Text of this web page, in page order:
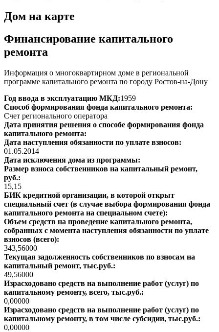
Дом на карте
Финансирование капитального
ремонта
Информация о многоквартирном доме в региональной
программе капитального ремонта по городу Ростов-на-Дону
Год ввода в эксплуатацию МКД:1959
Способ формирования фонда капитального ремонта:
Счет регионального оператора
Дата принятия решения о способе формирования фонда
капитального ремонта:
Дата наступления обязанности по уплате взносов:
01.05.2014
Дата исключения дома из программы:
Размер взноса собственников на капитальный ремонт,
руб.:
15,15
БИК кредитной организации, в которой открыт
специальный счет (в случае выбора формирования фонда
капитального ремонта на специальном счете):
Объем средств на проведение капитального ремонта,
собранных с момента наступления обязанности по уплате
взносов (всего):
343,56000
Текущая задолженность собственников по взносам на
капитальный ремонт, тыс.руб.:
49,56000
Израсходовано средств на выполнение работ (услуг) по
капитальному ремонту, всего, тыс.руб.:
0,00000
Израсходовано средств на выполнение работ (услуг) по
капитальному ремонту, в том числе субсидии, тыс.руб.:
0,00000